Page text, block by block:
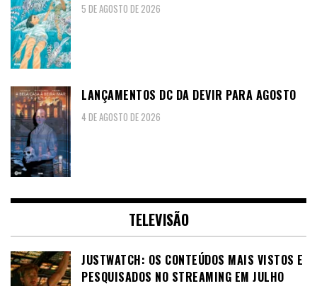
5 DE AGOSTO DE 2026
LANÇAMENTOS DC DA DEVIR PARA AGOSTO
4 DE AGOSTO DE 2026
TELEVISÃO
JUSTWATCH: OS CONTEÚDOS MAIS VISTOS E
PESQUISADOS NO STREAMING EM JULHO